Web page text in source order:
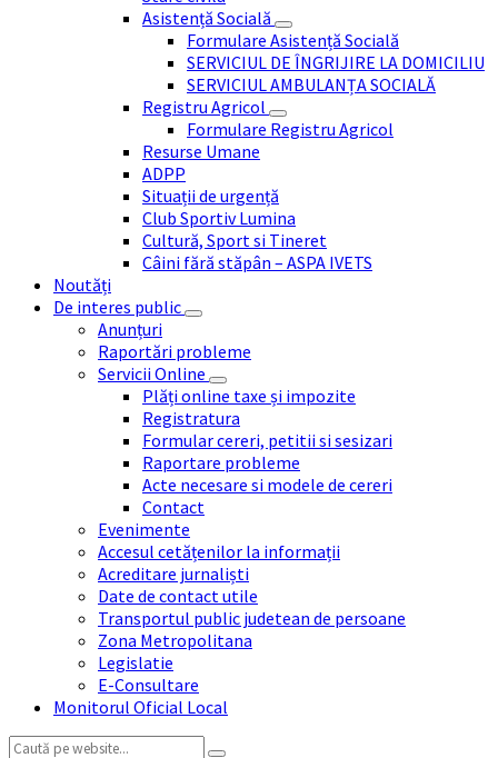
Asistență Socială
Formulare Asistență Socială
SERVICIUL DE ÎNGRIJIRE LA DOMICILIU
SERVICIUL AMBULANȚA SOCIALĂ
Registru Agricol
Formulare Registru Agricol
Resurse Umane
ADPP
Situații de urgență
Club Sportiv Lumina
Cultură, Sport si Tineret
Câini fără stăpân – ASPA IVETS
Noutăți
De interes public
Anunțuri
Raportări probleme
Servicii Online
Plăți online taxe și impozite
Registratura
Formular cereri, petitii si sesizari
Raportare probleme
Acte necesare si modele de cereri
Contact
Evenimente
Accesul cetățenilor la informații
Acreditare jurnaliști
Date de contact utile
Transportul public judetean de persoane
Zona Metropolitana
Legislatie
E-Consultare
Monitorul Oficial Local
Search: